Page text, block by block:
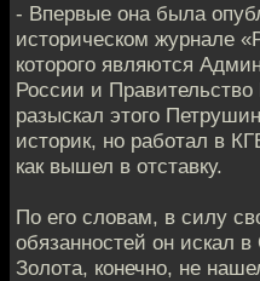
- Впервые она была
историческом журнале
которого являются
России и
разыскал этого
историк, но работал в
как вышел в отставку.
По его словам, в силу
обязанностей он искал
Золота, конечно, не